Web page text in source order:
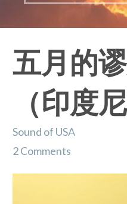
五月的
（印度
Sound of USA
2 Comments